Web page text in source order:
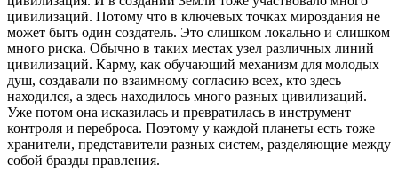
цивилизаций. Потому что в ключевых точках мироздания не
может быть один создатель. Это слишком локально и слишком
много риска. Обычно в таких местах узел различных линий
цивилизаций. Карму, как обучающий механизм для молодых
душ, создавали по взаимному согласию всех, кто здесь
находился, а здесь находилось много разных цивилизаций.
Уже потом она исказилась и превратилась в инструмент
контроля и переброса. Поэтому у каждой планеты есть тоже
хранители, представители разных систем, разделяющие между
собой бразды правления.